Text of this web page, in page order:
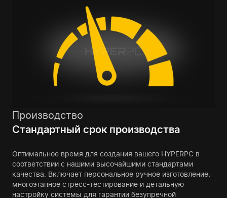
Производство
Стандартный срок производства
Оптимальное время для создания вашего HYPERPC в
соответствии с нашими высочайшими стандартами
качества. Включает персональное ручное изготовление,
многоэтапное стресс-тестирование и детальную
настройку системы для гарантии безупречной